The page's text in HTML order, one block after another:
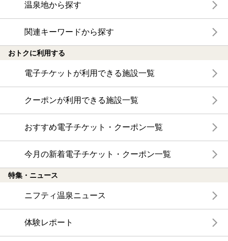
温泉地から探す
関連キーワードから探す
おトクに利用する
電子チケットが利用できる施設一覧
クーポンが利用できる施設一覧
おすすめ電子チケット・クーポン一覧
今月の新着電子チケット・クーポン一覧
特集・ニュース
ニフティ温泉ニュース
体験レポート